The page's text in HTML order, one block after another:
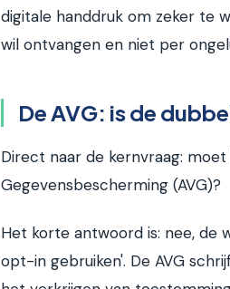
digitale handdruk om zeker te
wil ontvangen en niet per
De AVG: is de
Direct naar de kernvraag:
Gegevensbescherming (AVG)?
Het korte antwoord is: nee, de
opt-in gebruiken'. De AVG